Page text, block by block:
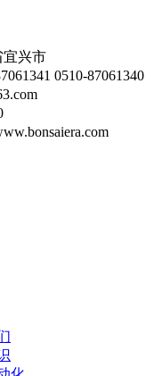
宜兴市
0510-87061340